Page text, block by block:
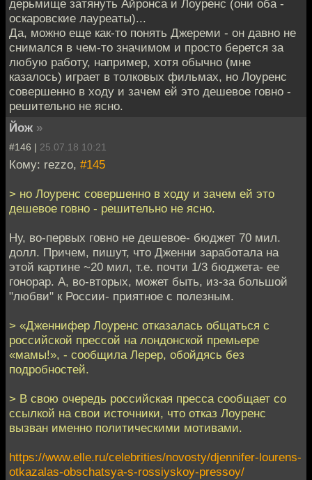
дерьмище затянуть Айронса и Лоуренс (они оба -
оскаровские лауреаты)...
Да, можно еще как-то понять Джереми - он давно не
снимался в чем-то значимом и просто берется за
любую работу, например, хотя обычно (мне
казалось) играет в толковых фильмах, но Лоуренс
совершенно в ходу и зачем ей это дешевое говно -
решительно не ясно.
Йож »
#146 | 25.07.18 10:21
Кому: rezzo, #145
> но Лоуренс совершенно в ходу и зачем ей это
дешевое говно - решительно не ясно.
Ну, во-первых говно не дешевое- бюджет 70 мил.
долл. Причем, пишут, что Дженни заработала на
этой картине ~20 мил, т.е. почти 1/3 бюджета- ее
гонорар. А, во-вторых, может быть, из-за большой
"любви" к России- приятное с полезным.
> «Дженнифер Лоуренс отказалась общаться с
российской прессой на лондонской премьере
«мамы!», - сообщила Лерер, обойдясь без
подробностей.
> В свою очередь российская пресса сообщает со
ссылкой на свои источники, что отказ Лоуренс
вызван именно политическими мотивами.
https://www.elle.ru/celebrities/novosty/djennifer-lourens-
otkazalas-obschatsya-s-rossiyskoy-pressoy/